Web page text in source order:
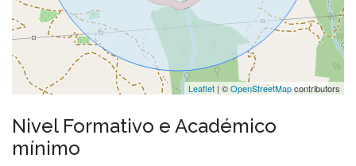
Leaflet | ©OpenStreetMapcontributors
Nivel Formativo e Académico
mínimo